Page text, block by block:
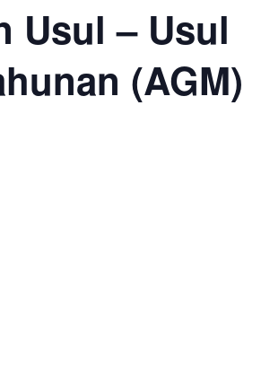
Usul – Usul
(AGM)